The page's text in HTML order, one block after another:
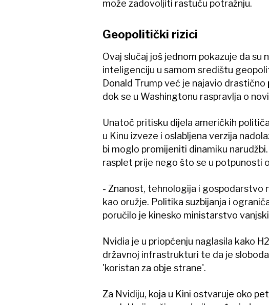
može zadovoljiti rastuću potražnju.
Geopolitički rizici
Ovaj slučaj još jednom pokazuje da su
inteligenciju u samom središtu
Donald Trump već je najavio drastično
dok se u Washingtonu raspravlja o
Unatoč pritisku dijela američkih
u Kinu izveze i oslabljena verzija
bi moglo promijeniti dinamiku
rasplet prije nego što se u potpunosti
- Znanost, tehnologija i gospodarstvo
kao oružje. Politika suzbijanja i
poručilo je kinesko ministarstvo
Nvidia je u priopćenju naglasila kako
državnoj infrastrukturi te da je
'koristan za obje strane'.
Za Nvidiju, koja u Kini ostvaruje oko